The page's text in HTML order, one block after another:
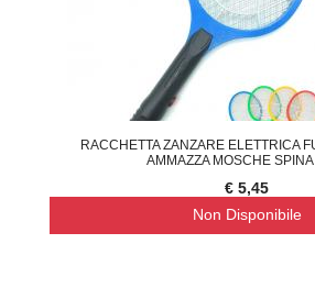
RACCHETTA ZANZARE ELETTRICA
AMMAZZA MOSCHE
€ 5,45
Non Disponibile